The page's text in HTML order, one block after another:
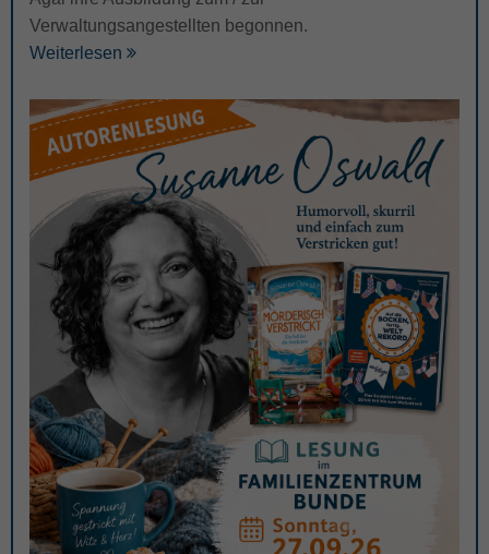
Verwaltungsangestellten begonnen.
Weiterlesen